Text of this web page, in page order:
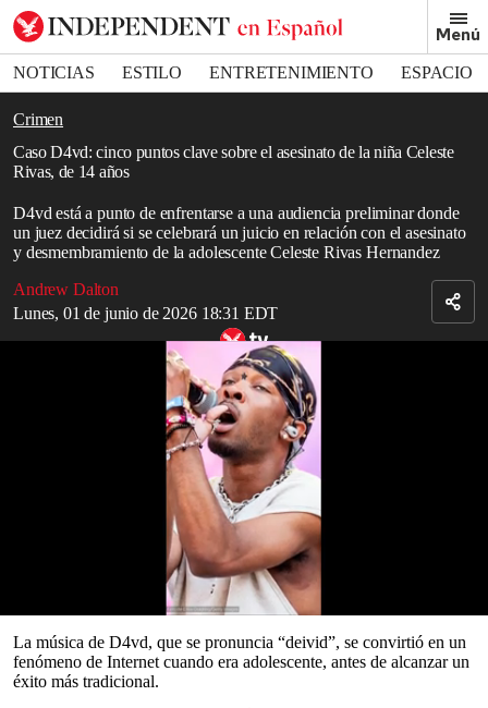
Menú
NOTICIAS ESTILO ENTRETENIMIENTO
ESPACIO
DEPORTES
Crimen
Caso D4vd: cinco puntos clave sobre el asesinato de la niña Celeste
Rivas, de 14 años
D4vd está a punto de enfrentarse a una audiencia preliminar donde
un juez decidirá si se celebrará un juicio en relación con el asesinato
y desmembramiento de la adolescente Celeste Rivas Hernandez
Andrew Dalton
Lunes, 01 de junio de 2026 18:31 EDT
Bookmark popover
Removed from bookmarks
Close popover
seconds
seconds
La presunta víctima del cantante D4vd falleció por “lesiones
provocadas por arma blanca”, según la última autopsia
El cantante y compositor
D4vdha sido acusado de
y desmembramiento por la muerte de
Sus abogados afirman que es inocente y que no causó la muerte de
, cuyo cuerpo, según las autoridades, fue encontrado en la
del músico remolcada enHollywood (Los
Ángeles, California, EE. UU.),en septiembre.
La música de D4vd, que se pronuncia “deivid”, se convirtió en un
fenómeno de Internet cuando era adolescente, antes de alcanzar un
éxito más tradicional.